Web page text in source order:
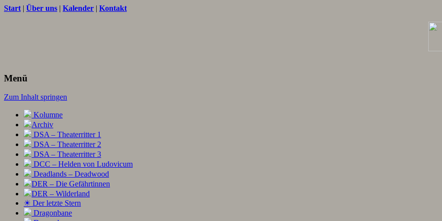
Start | Über uns | Kalender | Kontakt
Menü
Zum Inhalt springen
Kolumne
Archiv
DSA – Theaterritter 1
DSA – Theaterritter 2
DSA – Theaterritter 3
DCC – Helden von Ludovicum
Deadlands – Deadwood
DER – Die Gefährtinnen
DER – Wilderland
☀ Der letzte Stern
Dragonbane